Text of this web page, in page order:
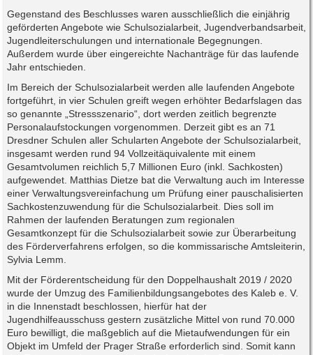
Gegenstand des Beschlusses waren ausschließlich die einjährig
geförderten Angebote wie Schulsozialarbeit, Jugendverbandsarbeit,
Jugendleiterschulungen und internationale Begegnungen.
Außerdem wurde über eingereichte Nachanträge für das laufende
Jahr entschieden.
Im Bereich der Schulsozialarbeit werden alle laufenden Angebote
fortgeführt, in vier Schulen greift wegen erhöhter Bedarfslagen das
so genannte „Stressszenario“, dort werden zeitlich begrenzte
Personalaufstockungen vorgenommen. Derzeit gibt es an 71
Dresdner Schulen aller Schularten Angebote der Schulsozialarbeit,
insgesamt werden rund 94 Vollzeitäquivalente mit einem
Gesamtvolumen reichlich 5,7 Millionen Euro (inkl. Sachkosten)
aufgewendet. Matthias Dietze bat die Verwaltung auch im Interesse
einer Verwaltungsvereinfachung um Prüfung einer pauschalisierten
Sachkostenzuwendung für die Schulsozialarbeit. Dies soll im
Rahmen der laufenden Beratungen zum regionalen
Gesamtkonzept für die Schulsozialarbeit sowie zur Überarbeitung
des Förderverfahrens erfolgen, so die kommissarische Amtsleiterin,
Sylvia Lemm.
Mit der Förderentscheidung für den Doppelhaushalt 2019 / 2020
wurde der Umzug des Familienbildungsangebotes des Kaleb e. V.
in die Innenstadt beschlossen, hierfür hat der
Jugendhilfeausschuss gestern zusätzliche Mittel von rund 70.000
Euro bewilligt, die maßgeblich auf die Mietaufwendungen für ein
Objekt im Umfeld der Prager Straße erforderlich sind. Somit kann